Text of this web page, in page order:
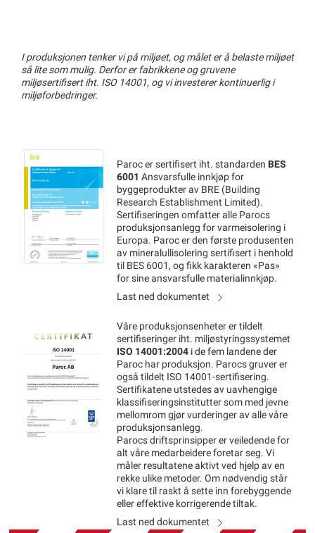
I produksjonen tenker vi på miljøet, og målet er å belaste miljøet
så lite som mulig. Derfor er fabrikkene og gruvene
miljøsertifisert iht. ISO 14001, og vi investerer kontinuerlig i
miljøforbedringer.
Paroc er sertifisert iht. standarden BES
6001 Ansvarsfulle innkjøp for
byggeprodukter av BRE (Building
Research Establishment Limited).
Sertifiseringen omfatter alle Parocs
produksjonsanlegg for varmeisolering i
Europa. Paroc er den første produsenten
av mineralullisolering sertifisert i henhold
til BES 6001, og fikk karakteren «Pas»
for sine ansvarsfulle materialinnkjøp.
Last ned dokumentet
Våre produksjonsenheter er tildelt
sertifiseringer iht. miljøstyringssystemet
ISO 14001:2004 i de fem landene der
Paroc har produksjon. Parocs gruver er
også tildelt ISO 14001-sertifisering.
Sertifikatene utstedes av uavhengige
klassifiseringsinstitutter som med jevne
mellomrom gjør vurderinger av alle våre
produksjonsanlegg.
Parocs driftsprinsipper er veiledende for
alt våre medarbeidere foretar seg. Vi
måler resultatene aktivt ved hjelp av en
rekke ulike metoder. Om nødvendig står
vi klare til raskt å sette inn forebyggende
eller effektive korrigerende tiltak.
Last ned dokumentet